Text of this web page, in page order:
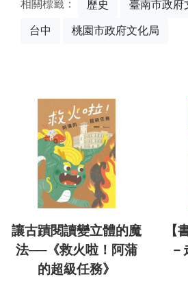
相關標籤： 歷史 臺南市政府
台中 桃園市政府文化局
讓古蹟閱讀變立體的魔
法──《救火啦！阿蒲
的超級任務》
【